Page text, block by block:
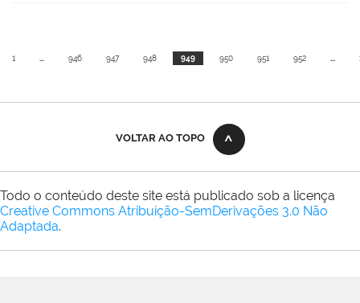
1 ... 946 947 948 949 950 951 952 ...
VOLTAR AO TOPO
Todo o conteúdo deste site está publicado sob a licença
Creative Commons Atribuição-SemDerivações 3.0 Não
Adaptada.